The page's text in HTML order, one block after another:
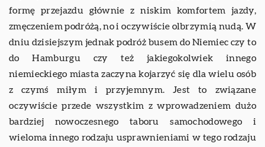
formę przejazdu głównie z niskim komfortem jazdy,
zmęczeniem podróżą, no i oczywiście olbrzymią nudą. W
dniu dzisiejszym jednak podróż busem do Niemiec czy to
do Hamburgu czy też jakiegokolwiek innego
niemieckiego miasta zaczyna kojarzyć się dla wielu osób
z czymś miłym i przyjemnym. Jest to związane
oczywiście przede wszystkim z wprowadzeniem dużo
bardziej nowoczesnego taboru samochodowego i
wieloma innego rodzaju usprawnieniami w tego rodzaju